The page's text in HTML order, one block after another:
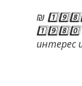
₪
интерес